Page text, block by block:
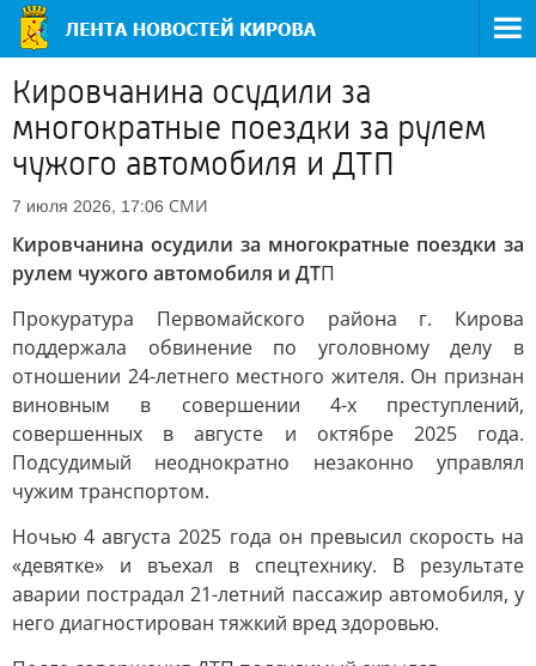
Кировчанина осудили за
многократные поездки за рулем
чужого автомобиля и ДТП
7 июля 2026, 17:06 СМИ
Кировчанина осудили за многократные поездки за
рулем чужого автомобиля и ДТП
Прокуратура Первомайского района г. Кирова
поддержала обвинение по уголовному делу в
отношении 24-летнего местного жителя. Он признан
виновным в совершении 4-х преступлений,
совершенных в августе и октябре 2025 года.
Подсудимый неоднократно незаконно управлял
чужим транспортом.
Ночью 4 августа 2025 года он превысил скорость на
«девятке» и въехал в спецтехнику. В результате
аварии пострадал 21-летний пассажир автомобиля, у
него диагностирован тяжкий вред здоровью.